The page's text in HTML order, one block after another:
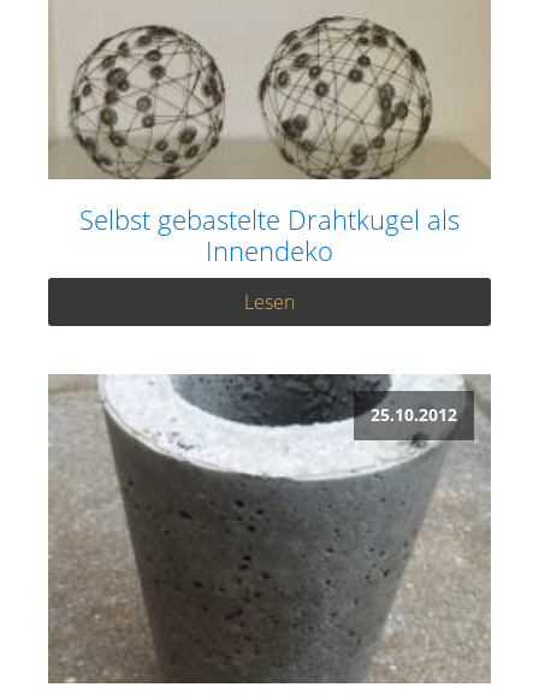
Selbst gebastelte Drahtkugel als
Innendeko
Lesen
25.10.2012